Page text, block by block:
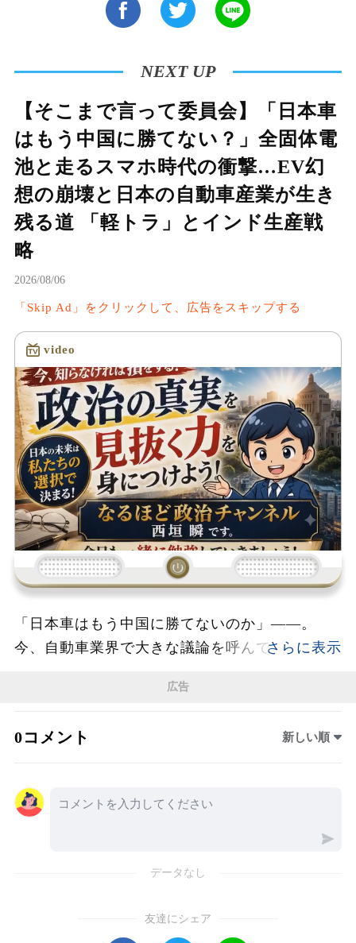
面、資金力の運用、そして、未来展望について
グレや外国勢力との違い、警察との駆け引きや
緊密な裏社会のリアルが描かれています。
NEXT UP
【そこまで言って委員会】「日本車
はもう中国に勝てない？」全固体電
池と走るスマホ時代の衝撃…EV幻
想の崩壊と日本の自動車産業が生き
残る道 「軽トラ」とインド生産戦
略
2026/08/06
「Skip Ad」をクリックして、広告をスキップする
video
読み込み中...
「日本車はもう中国に勝てないのか」――。
今、自動車業界で大きな議論を呼んでいるの
略だ。専門家による討論では、中国が国家規模
まり、日本企業がこれまで誇ってきた「高品
可能性が指摘された。特に衝撃を与えたのが、
全固体電池の登場だ。2027年から2028年にかけ
まさに「走るスマートフォン時代」の幕開けと
もいえる状況だ。一方で、EVが世界中で一気に
広告
0コメント 新しい順
データなし
友達にシェア